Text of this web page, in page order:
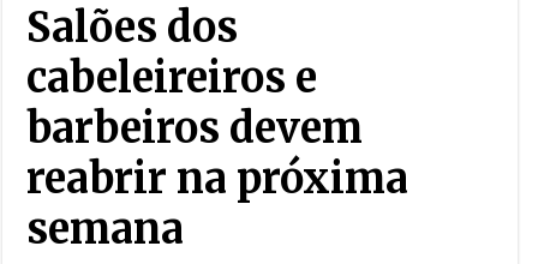
Salões dos
cabeleireiros e
barbeiros devem
reabrir na próxima
semana